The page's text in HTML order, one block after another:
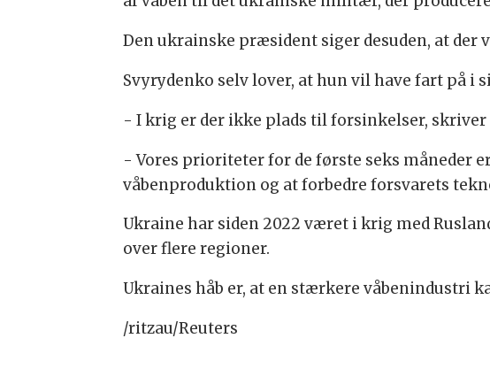
Den ukrainske præsident siger desuden, at der
Svyrydenko selv lover, at hun vil have fart på i
- I krig er der ikke plads til forsinkelser, skriver
- Vores prioriteter for de første seks måneder
våbenproduktion og at forbedre forsvarets
Ukraine har siden 2022 været i krig med
over flere regioner.
Ukraines håb er, at en stærkere våbenindustri
/ritzau/Reuters